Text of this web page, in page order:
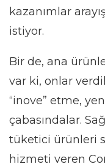
kazanımlar
istiyor.
Bir de, ana
var ki, onlar
“inove” etme,
çabasındalar.
tüketici ürünleri
hizmeti veren